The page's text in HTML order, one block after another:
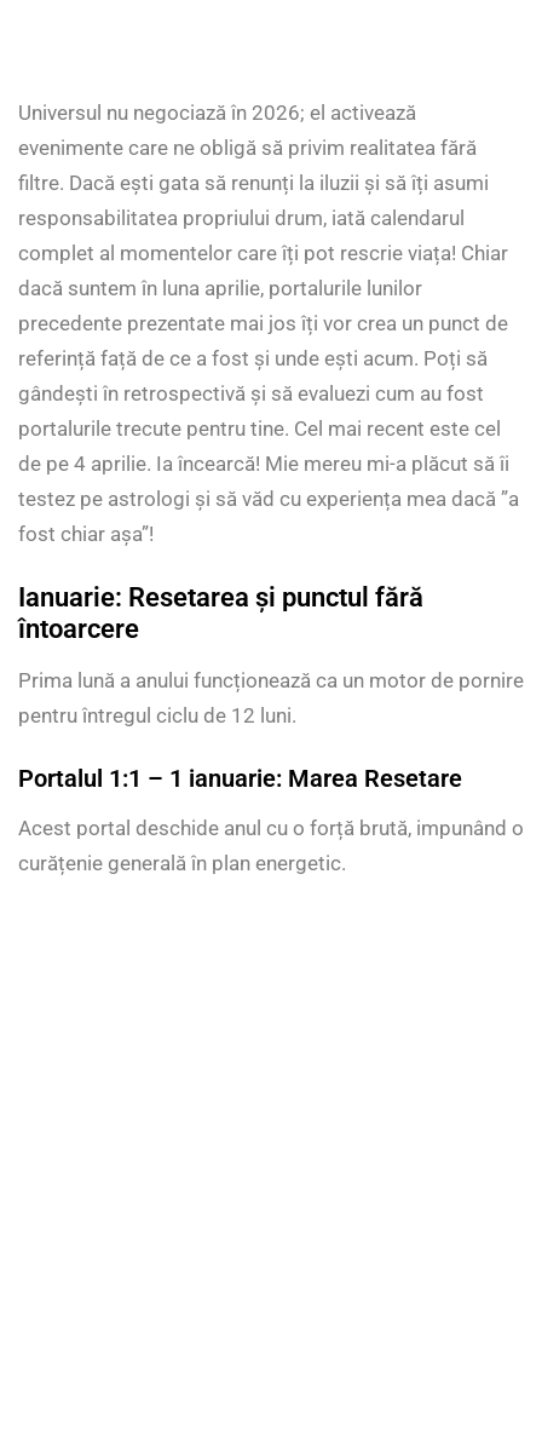
Universul nu negociază în 2026; el activează
evenimente care ne obligă să privim realitatea fără
filtre. Dacă ești gata să renunți la iluzii și să îți asumi
responsabilitatea propriului drum, iată calendarul
complet al momentelor care îți pot rescrie viața! Chiar
dacă suntem în luna aprilie, portalurile lunilor
precedente prezentate mai jos îți vor crea un punct de
referință față de ce a fost și unde ești acum. Poți să
gândești în retrospectivă și să evaluezi cum au fost
portalurile trecute pentru tine. Cel mai recent este cel
de pe 4 aprilie. Ia încearcă! Mie mereu mi-a plăcut să îi
testez pe astrologi și să văd cu experiența mea dacă ”a
fost chiar așa”!
Ianuarie: Resetarea și punctul fără
întoarcere
Prima lună a anului funcționează ca un motor de pornire
pentru întregul ciclu de 12 luni.
Portalul 1:1 – 1 ianuarie: Marea Resetare
Acest portal deschide anul cu o forță brută, impunând o
curățenie generală în plan energetic.